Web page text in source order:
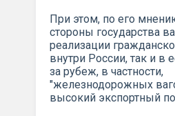
При этом, по его
стороны государства
реализации
внутри России, так и в
за рубеж, в частности,
"железнодорожных
высокий экспортный